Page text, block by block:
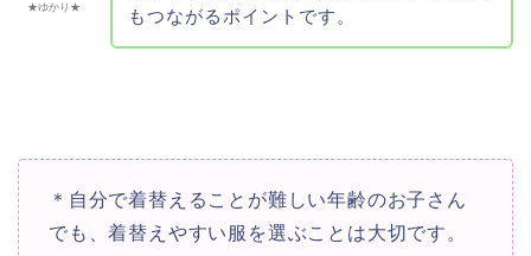
★ゆかり★
もつながるポイントです。
＊自分で着替えることが難しい年齢のお子さん
でも、着替えやすい服を選ぶことは大切です。